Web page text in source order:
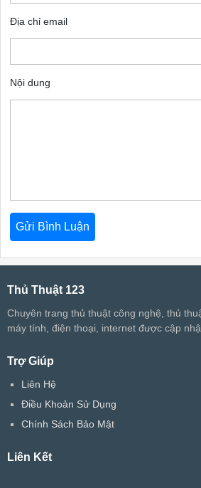
Địa chỉ email
Nội dung
Thủ Thuật 123
Chuyên trang thủ thuật công nghệ, thủ
máy tính, điện thoại, internet được cập
Trợ Giúp
Liên Hệ
Điều Khoản Sử Dụng
Chính Sách Bảo Mật
Liên Kết